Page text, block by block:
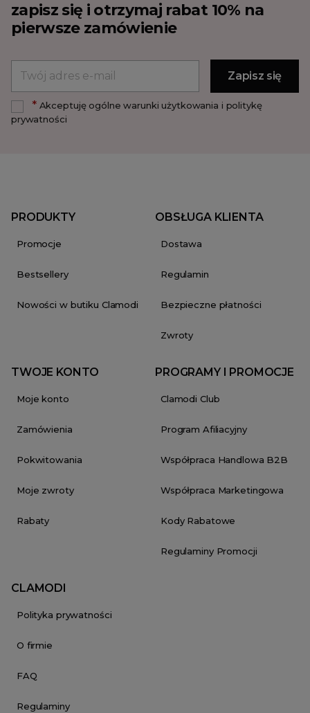
zapisz się i otrzymaj rabat 10% na
pierwsze zamówienie
*Akceptuję ogólne warunki użytkowania i politykę
prywatności
PRODUKTY
Promocje
Bestsellery
Nowości w butiku Clamodi
OBSŁUGA KLIENTA
Dostawa
Regulamin
Bezpieczne płatności
Zwroty
TWOJE KONTO
Moje konto
Zamówienia
Pokwitowania
Moje zwroty
Rabaty
PROGRAMY I PROMOCJE
Clamodi Club
Program Afiliacyjny
Współpraca Handlowa B2B
Współpraca Marketingowa
Kody Rabatowe
Regulaminy Promocji
CLAMODI
Polityka prywatności
O firmie
FAQ
Regulaminy